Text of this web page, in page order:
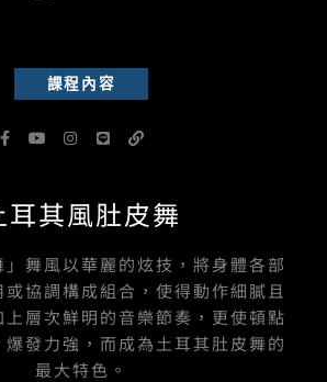
課程內容
F
a
o
o
f
Y
o
b
e
I
n
g
r
L
i
L
i
耳其風肚皮舞
」舞風以華麗的炫技，將身體各部
協調構成組合，使得動作細膩且
層次鮮明的音樂節奏，更使頓點
發力強，而成為土耳其肚皮舞的
最大特色。